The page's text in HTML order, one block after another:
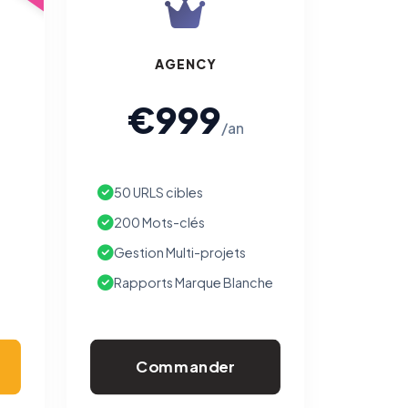
AGENCY
€999/an
50 URLS cibles
200 Mots-clés
Gestion Multi-projets
Rapports Marque Blanche
Commander